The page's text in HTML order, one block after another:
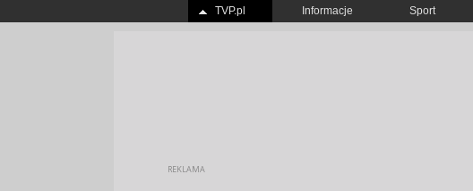
TVP.pl Informacje Sport